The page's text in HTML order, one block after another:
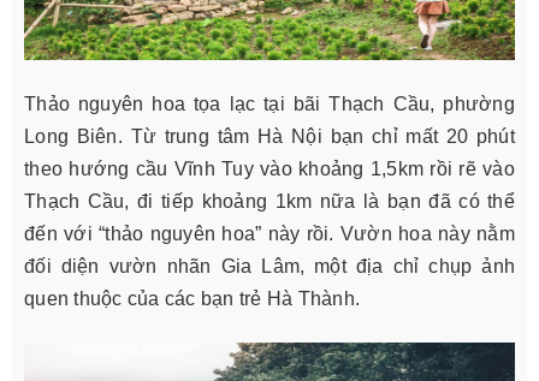
Thảo nguyên hoa tọa lạc tại bãi Thạch Cầu, phường
Long Biên. Từ trung tâm Hà Nội bạn chỉ mất 20 phút
theo hướng cầu Vĩnh Tuy vào khoảng 1,5km rồi rẽ vào
Thạch Cầu, đi tiếp khoảng 1km nữa là bạn đã có thể
đến với “thảo nguyên hoa” này rồi. Vườn hoa này nằm
đối diện vườn nhãn Gia Lâm, một địa chỉ chụp ảnh
quen thuộc của các bạn trẻ Hà Thành.